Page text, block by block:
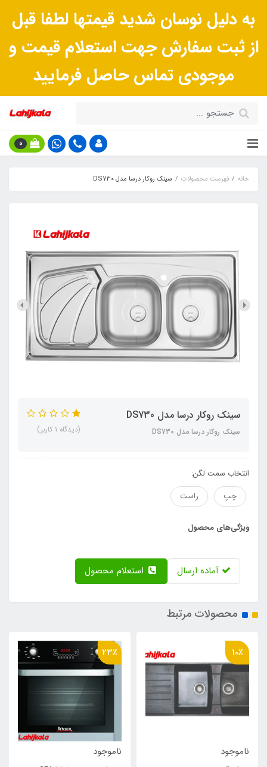
به دلیل نوسان شدید قیمتها لطفا قبل
از ثبت سفارش جهت استعلام قیمت و
موجودی تماس حاصل فرمایید
0
خانه فهرست محصولات سینک روکار درسا مدل DS730
سینک روکار درسا مدل DS730
سینک روکار درسا مدل DS730 (دیدگاه 1 کاربر)
انتخاب سمت لگن:
چپ
راست
ویژگی‌های محصول
آماده ارسال
محصولات مرتبط
10٪
ناموجود
23٪
ناموجود